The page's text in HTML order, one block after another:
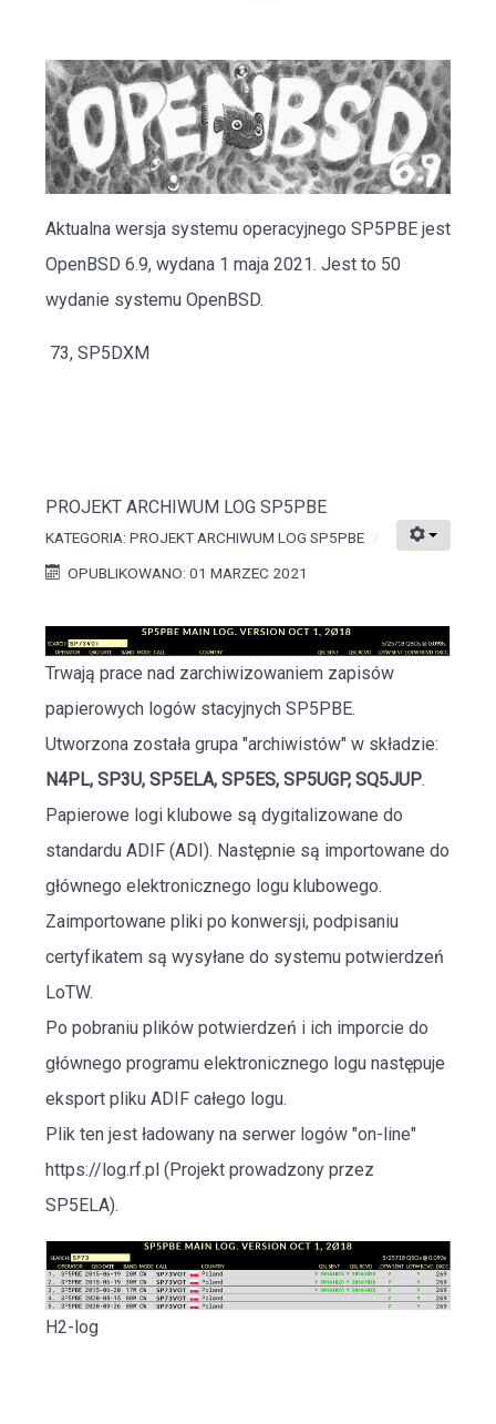
Aktualna wersja systemu operacyjnego SP5PBE jest
OpenBSD 6.9, wydana 1 maja 2021. Jest to 50
wydanie systemu OpenBSD.
73, SP5DXM
PROJEKT ARCHIWUM LOG SP5PBE
KATEGORIA: PROJEKT ARCHIWUM LOG SP5PBE
OPUBLIKOWANO: 01 MARZEC 2021
Trwają prace nad zarchiwizowaniem zapisów
papierowych logów stacyjnych SP5PBE.
Utworzona została grupa "archiwistów" w składzie:
N4PL, SP3U, SP5ELA, SP5ES, SP5UGP, SQ5JUP.
Papierowe logi klubowe są dygitalizowane do
standardu ADIF (ADI). Następnie są importowane do
głównego elektronicznego logu klubowego.
Zaimportowane pliki po konwersji, podpisaniu
certyfikatem są wysyłane do systemu potwierdzeń
LoTW.
Po pobraniu plików potwierdzeń i ich imporcie do
głównego programu elektronicznego logu następuje
eksport pliku ADIF całego logu.
Plik ten jest ładowany na serwer logów "on-line"
https://log.rf.pl (Projekt prowadzony przez
SP5ELA).
H2-log